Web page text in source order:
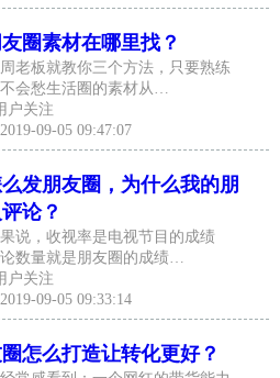
圈素材在哪里找？
老板就教你三个方法，只要熟练
会愁生活圈的素材从…
户关注
09-05 09:47:07
发朋友圈，为什么我的朋
论？
说，收视率是电视节目的成绩
数量就是朋友圈的成绩…
户关注
09-05 09:33:14
怎么打造让转化更好？